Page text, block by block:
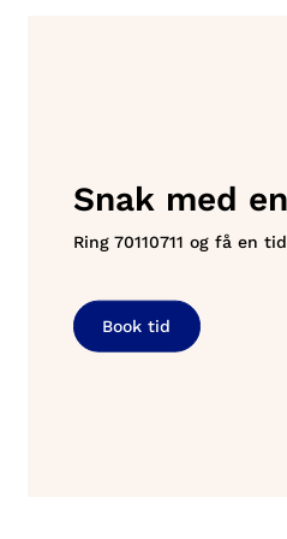
Snak med
Ring 70110711 og få en
Book tid